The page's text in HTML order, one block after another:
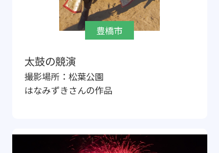
豊橋市
太鼓の競演
撮影場所： 松葉公園
はなみずきさんの作品